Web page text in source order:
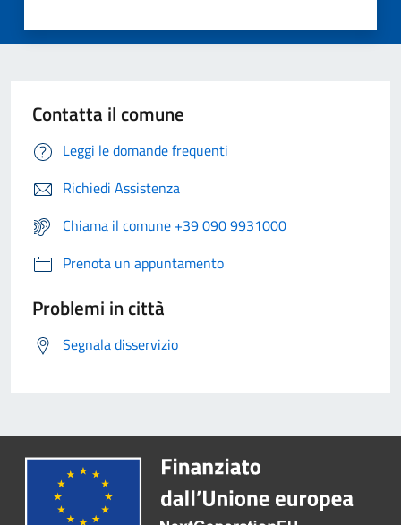
Contatta il comune
Leggi le domande frequenti
Richiedi Assistenza
Chiama il comune +39 090 9931000
Prenota un appuntamento
Problemi in città
Segnala disservizio